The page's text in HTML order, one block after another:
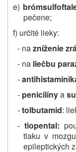
e)
pečene;
f) určité lieky:
- nazníženie
- na liečbu
-
- penicilínya
-tolbutamid:
- tiopental:
tlaku v
epileptických